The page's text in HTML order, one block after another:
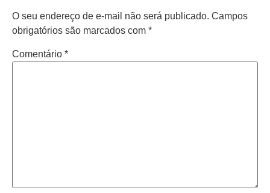
O seu endereço de e-mail não será publicado. Campos
obrigatórios são marcados com *
Comentário *